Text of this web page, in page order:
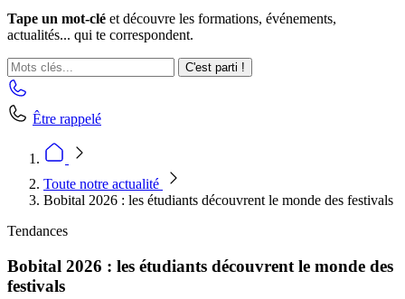
Tape un mot-clé et découvre les formations, événements,
actualités... qui te correspondent.
C'est parti !
Être rappelé
Toute notre actualité
Bobital 2026 : les étudiants découvrent le monde des festivals
Tendances
Bobital 2026 : les étudiants découvrent le monde des
festivals